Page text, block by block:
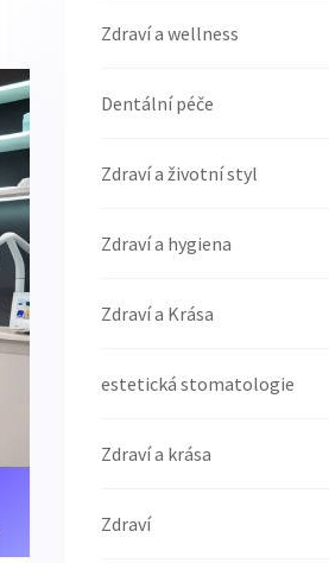
Zdraví a wellness
Dentální péče
Zdraví a životní styl
Zdraví a hygiena
Zdraví a Krása
estetická stomatologie
Zdraví a krása
Zdraví